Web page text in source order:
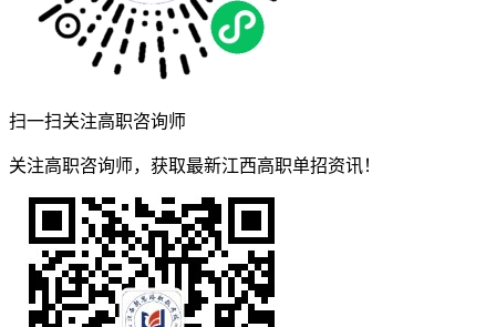
扫一扫关注高职咨询师
关注高职咨询师，获取最新江西高职单招资讯！